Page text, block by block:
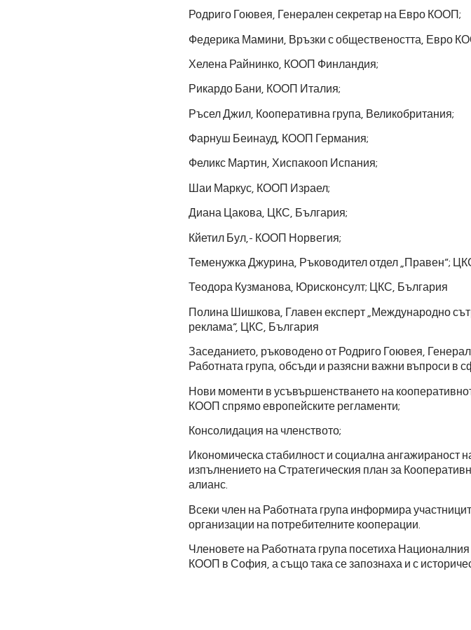
Родриго Гоювея, Генерален секретар на Евро КООП;
Федерика Мамини, Връзки с обществеността, Евро
Хелена Райнинко, КООП Финландия;
Рикардо Бани, КООП Италия;
Ръсел Джил, Кооперативна група, Великобритания;
Фарнуш Беинауд, КООП Германия;
Феликс Мартин, Хиспакооп Испания;
Шаи Маркус, КООП Израел;
Диана Цакова, ЦКС, България;
Кйетил Бул,- КООП Норвегия;
Теменужка Джурина, Ръководител отдел „Правен“;
Теодора Кузманова, Юрисконсулт; ЦКС, България
Полина Шишкова, Главен експерт „Международно
реклама“, ЦКС, България
Заседанието, ръководено от Родриго Гоювея,
Работната група, обсъди и разясни важни въпроси в
Нови моменти в усъвършенстването на
КООП спрямо европейските регламенти;
Консолидация на членството;
Икономическа стабилност и социална ангажираност
изпълнението на Стратегическия план за
алианс.
Всеки член на Работната група информира
организации на потребителните кооперации.
Членовете на Работната група посетиха
КООП в София, а също така се запознаха и с